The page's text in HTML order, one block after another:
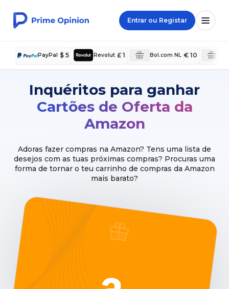
Entrar ou Registar
PayPal $ 5 Revolut £ 1 Bol.com NL € 10
Inquéritos para ganhar
Cartões de Oferta da
Amazon
Adoras fazer compras na Amazon? Tens uma lista de
desejos com as tuas próximas compras? Procuras uma
forma de tornar o teu carrinho de compras da Amazon
mais barato?